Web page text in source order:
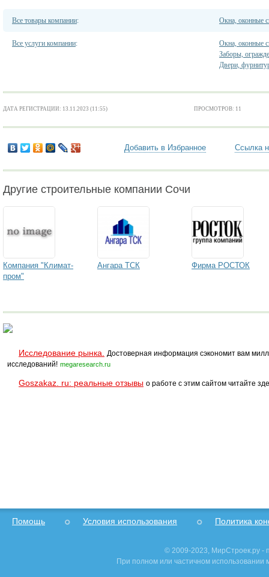
Все товары компании: Окна, оконные
Все услуги компании:
Окна, оконные
Заборы,
Двери,
ДАТА РЕГИСТРАЦИИ: 13.11.2023 (11:55) ПРОСМОТРОВ: 11
Добавить в Избранное Ссылка
Другие строительные компании Сочи
Компания "Климат-
пром"
Ангара ТСК Фирма РОСТОК
Исследование рынка.
Достоверная информация сэкономит вам
исследований! megaresearch.ru
Goszakaz. ru: реальные отзывы о работе с этим сайтом читайте
Помощь Условия использования Политика
© 2009-2023, МирСтроек.ру -
При полном или частичном использовании